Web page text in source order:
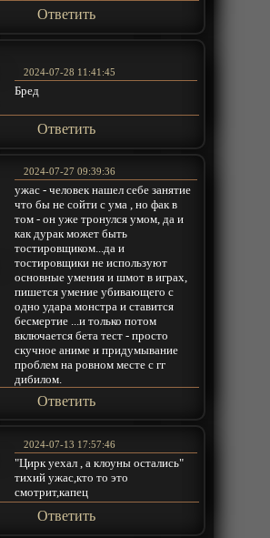
Ответить
2024-07-28 11:41:45
Бред
Ответить
2024-07-27 09:39:36
ужас - человек нашел себе занятие
что бы не сойти с ума , но фак в
том - он уже тронулся умом, да и
как дурак может быть
тостировщиком...да и
тостировщики не используют
основные умения и шмот в играх,
пишется умение убивающего с
одно удара монстра и ставится
бесмертие ...и только потом
включается бета тест - просто
скучное аниме и придумывание
проблем на ровном месте с гг
дибилом.
Ответить
2024-07-13 17:57:46
"Цирк уехал , а клоуны остались"
тихий ужас,кто то это
смотрит,капец
Ответить